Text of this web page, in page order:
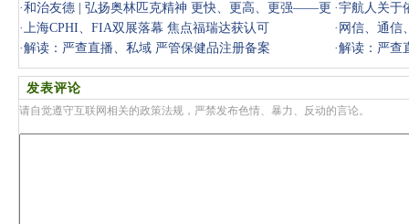
·和治友德 | 弘扬奥林匹克精神 更快、更高、更强——更
团结
·宇航人关于
·上海CPHI、FIA双展落幕 焦点福瑞达获认可 · 网信、通信
·解读：严查直播、私域 严管保健品注册备案 ·解读：严查
发表评论
请自觉遵守互联网相关的政策法规，严禁发布色情、暴力、反动的言论。